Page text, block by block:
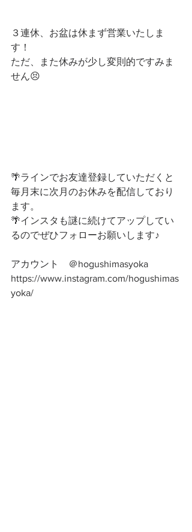
３連休、お盆は休まず営業いたしま
す！
ただ、また休みが少し変則的ですみま
せん😣
🌴ラインでお友達登録していただくと
毎月末に次月のお休みを配信しており
ます。
🌴インスタも謎に続けてアップしてい
るのでぜひフォローお願いします♪
アカウント　＠hogushimasyoka
https://www.instagram.com/hogushimas
yoka/